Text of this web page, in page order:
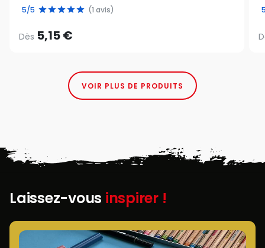
5/5 (1 avis)
Dès 5,15 €
VOIR PLUS DE PRODUITS
Laissez-vous inspirer !